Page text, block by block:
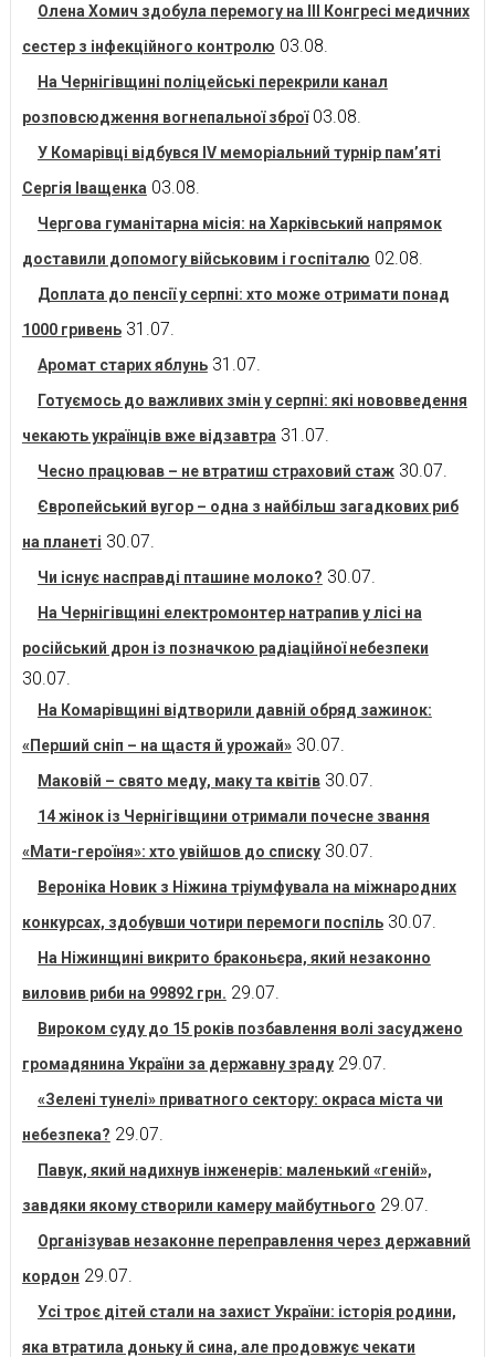
Олена Хомич здобула перемогу на ІІІ Конгресі медичних
сестер з інфекційного контролю 03.08.
На Чернігівщині поліцейські перекрили канал
розповсюдження вогнепальної зброї 03.08.
У Комарівці відбувся IV меморіальний турнір пам’яті
Сергія Іващенка 03.08.
Чергова гуманітарна місія: на Харківський напрямок
доставили допомогу військовим і госпіталю 02.08.
Доплата до пенсії у серпні: хто може отримати понад
1000 гривень 31.07.
Аромат старих яблунь 31.07.
Готуємось до важливих змін у серпні: які нововведення
чекають українців вже відзавтра 31.07.
Чесно працював – не втратиш страховий стаж 30.07.
Європейський вугор – одна з найбільш загадкових риб
на планеті 30.07.
Чи існує насправді пташине молоко? 30.07.
На Чернігівщині електромонтер натрапив у лісі на
російський дрон із позначкою радіаційної небезпеки
30.07.
На Комарівщині відтворили давній обряд зажинок:
«Перший сніп – на щастя й урожай» 30.07.
Маковій – свято меду, маку та квітів 30.07.
14 жінок із Чернігівщини отримали почесне звання
«Мати-героїня»: хто увійшов до списку 30.07.
Вероніка Новик з Ніжина тріумфувала на міжнародних
конкурсах, здобувши чотири перемоги поспіль 30.07.
На Ніжинщині викрито браконьєра, який незаконно
виловив риби на 99892 грн. 29.07.
Вироком суду до 15 років позбавлення волі засуджено
громадянина України за державну зраду 29.07.
«Зелені тунелі» приватного сектору: окраса міста чи
небезпека? 29.07.
Павук, який надихнув інженерів: маленький «геній»,
завдяки якому створили камеру майбутнього 29.07.
Організував незаконне переправлення через державний
кордон 29.07.
Усі троє дітей стали на захист України: історія родини,
яка втратила доньку й сина, але продовжує чекати